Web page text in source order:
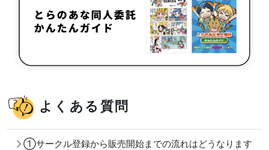
よくある質問
①サークル登録から販売開始までの流れはどうなります